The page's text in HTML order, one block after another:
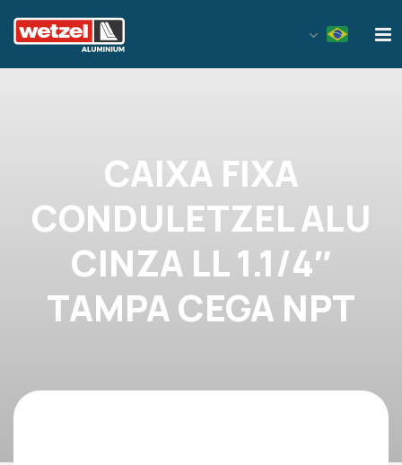
CAIXA FIXA
CONDULETZEL ALU
CINZA LL 1.1/4″
TAMPA CEGA NPT